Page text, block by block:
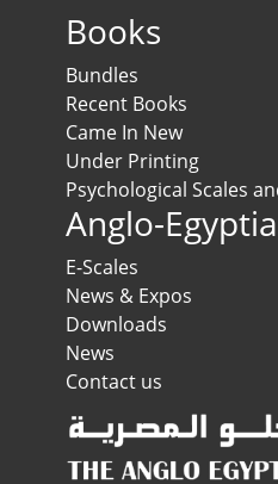
Books
Bundles
Recent Books
Came In New
Under Printing
Psychological Scales
Anglo-
E-Scales
News & Expos
Downloads
News
Contact us